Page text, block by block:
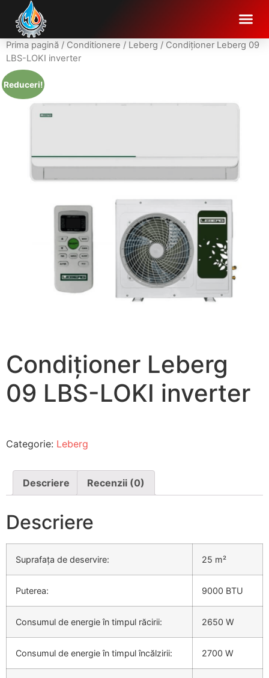
Prima pagină / Conditionere / Leberg / Condiționer Leberg 09
LBS-LOKI inverter
Reduceri!
Condiționer Leberg
09 LBS-LOKI inverter
Categorie: Leberg
Descriere Recenzii (0)
Descriere
Suprafața de deservire: 25 m²
Puterea: 9000 BTU
Consumul de energie în timpul răcirii: 2650 W
Consumul de energie în timpul încălzirii: 2700 W